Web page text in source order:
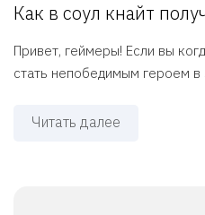
Как в соул кнайт
Привет, геймеры! Если вы
стать непобедимым героем в
Читать далее